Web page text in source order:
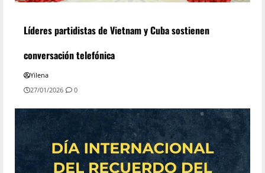
Líderes partidistas de Vietnam y Cuba sostienen
conversación telefónica
Yilena
27/01/2026
0